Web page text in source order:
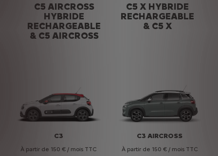
C5 AIRCROSS
HYBRIDE
RECHARGEABLE
& C5 AIRCROSS
C5 X HYBRIDE
RECHARGEABLE
& C5 X
C3
À partir de 150 € / mois TTC
C3 AIRCROSS
À partir de 150 € / mois TTC